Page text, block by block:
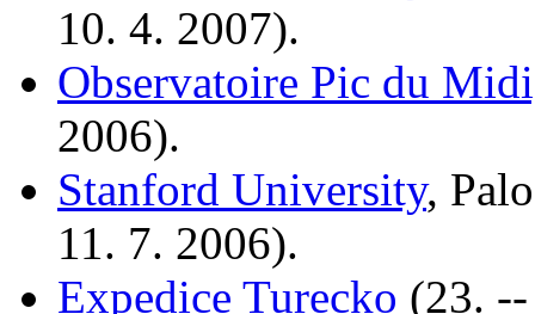
10. 4. 2007).
Observatoire Pic du
2006).
Stanford University,
11. 7. 2006).
Expedice Turecko (23.